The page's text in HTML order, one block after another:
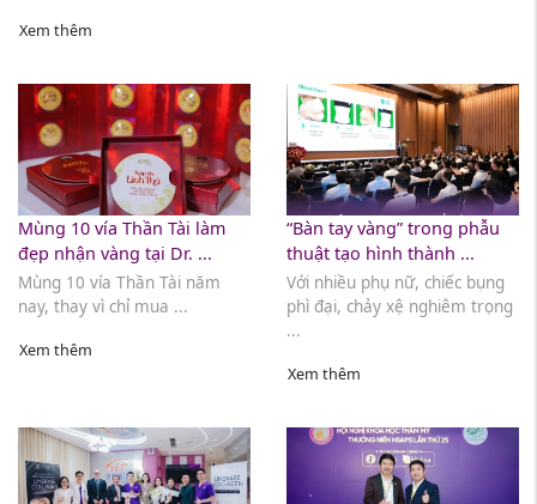
Xem thêm
Mùng 10 vía Thần Tài làm
đẹp nhận vàng tại Dr. ...
Mùng 10 vía Thần Tài năm
nay, thay vì chỉ mua ...
Xem thêm
“Bàn tay vàng” trong phẫu
thuật tạo hình thành ...
Với nhiều phụ nữ, chiếc bụng
phì đại, chảy xệ nghiêm trọng
...
Xem thêm